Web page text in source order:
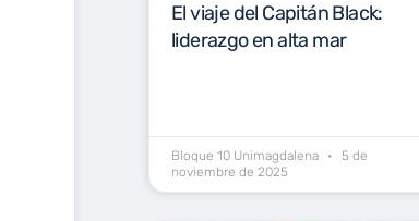
El viaje del Capitán Black:
liderazgo en alta mar
Bloque 10 Unimagdalena
5 de
noviembre de 2025